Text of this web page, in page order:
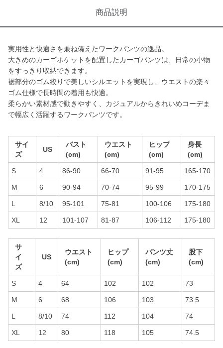
商品説明
実用性と快適さを兼ね備えたワークパンツの逸品。
大きめのカーゴポケットを配置したカーゴパンツは、日常の小物
をすっきり収納できます。
裾部分のゴム絞りで美しいシルエットを実現し、ウエストの楽々
ゴム仕様で長時間の着用も快適。
柔らかい素材感で動きやすく、カジュアルからきれいめコーデま
で幅広く活躍するワークパンツです。
サイ
ズ
US
バスト
(cm)
ウエスト
(cm)
ヒップ
(cm)
身長
(cm)
S 4 86-90 66-70 91-95 165-170
M 6 90-94 70-74 95-99 170-175
L 8/10 95-101 75-81 100-106 175-180
XL 12 101-107 81-87 106-112 175-180
サ
イ
ズ
US
ウエスト
(cm)
ヒップ
(cm)
パンツ丈
(cm)
股下
(cm)
S 4 64 102 102 73
M 6 68 106 103 73.5
L 8/10 74 112 104 74
XL 12 80 118 105 74.5